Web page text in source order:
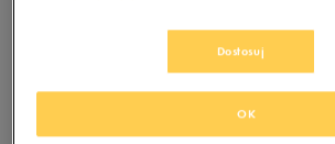
NIKE SPODNIE NK DF
CHALLENGR WVN
182,49złz Vat
Dostosuj
OK